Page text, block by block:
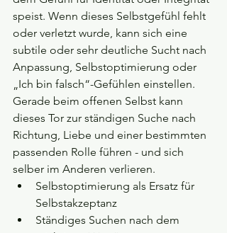
speist. Wenn dieses Selbstgefühl fehlt
oder verletzt wurde, kann sich eine
subtile oder sehr deutliche Sucht nach
Anpassung, Selbstoptimierung oder
„Ich bin falsch“-Gefühlen einstellen.
Gerade beim offenen Selbst kann
dieses Tor zur ständigen Suche nach
Richtung, Liebe und einer bestimmten
passenden Rolle führen - und sich
selber im Anderen verlieren.
Selbstoptimierung als Ersatz für
Selbstakzeptanz
Ständiges Suchen nach dem